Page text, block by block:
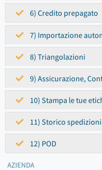
6) Credito prepagato
7) Importazione
8) Triangolazioni
9) Assicurazione,
10) Stampa le tue
11) Storico spedizioni
12) POD
AZIENDA